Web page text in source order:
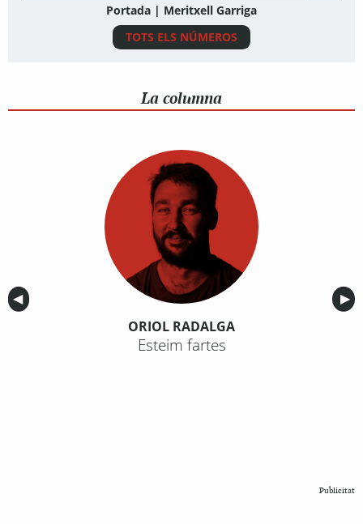
Portada | Meritxell Garriga
TOTS ELS NÚMEROS
La columna
Anterior
◀︎ ▶︎
ORIOL RADALGA
Esteim fartes
Publicitat